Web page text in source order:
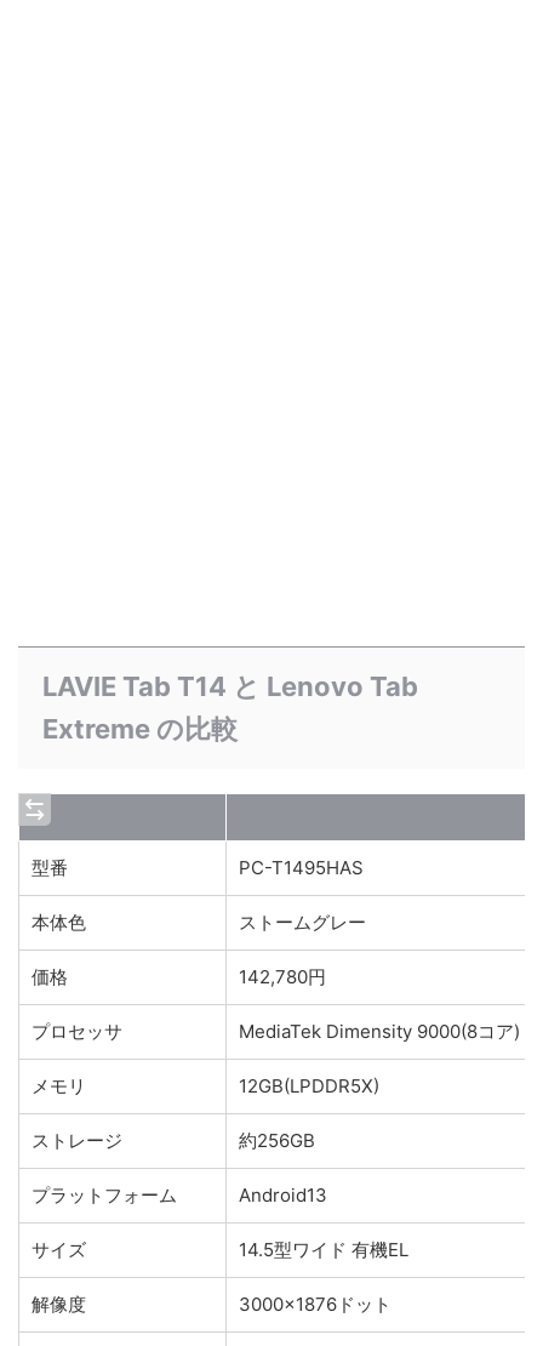
LAVIE Tab T14 と Lenovo Tab
Extreme の比較
型番 PC-T1495HAS
本体色 ストームグレー
価格 142,780円
プロセッサ MediaTek Dimensity 9000(8コア)
メモリ 12GB(LPDDR5X)
ストレージ 約256GB
プラットフォーム Android13
サイズ 14.5型ワイド 有機EL
解像度 3000×1876ドット